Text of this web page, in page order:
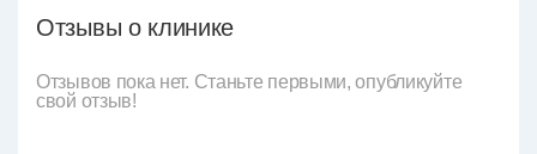
Отзывы о клинике
Отзывов пока нет. Станьте первыми, опубликуйте
свой отзыв!